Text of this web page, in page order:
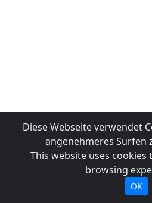
Diese Webseite verwendet
angenehmeres Surfen
This website uses
browsing
OK